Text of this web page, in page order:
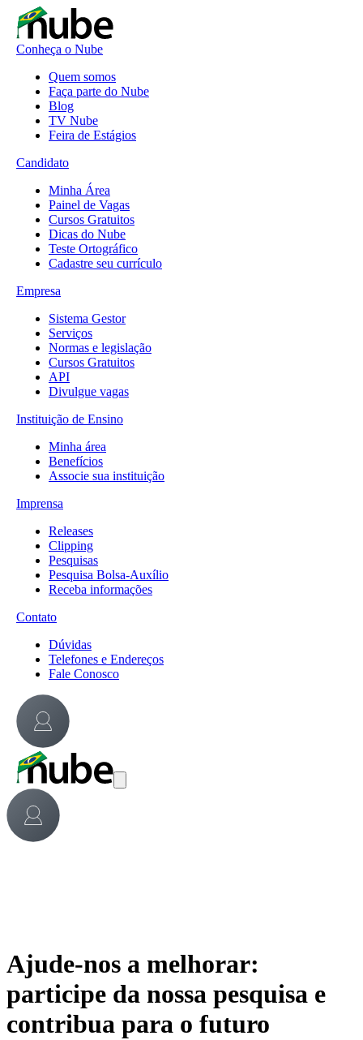
Conheça o Nube
Quem somos
Faça parte do Nube
Blog
TV Nube
Feira de Estágios
Candidato
Minha Área
Painel de Vagas
Cursos Gratuitos
Dicas do Nube
Teste Ortográfico
Cadastre seu currículo
Empresa
Sistema Gestor
Serviços
Normas e legislação
Cursos Gratuitos
API
Divulgue vagas
Instituição de Ensino
Minha área
Benefícios
Associe sua instituição
Imprensa
Releases
Clipping
Pesquisas
Pesquisa Bolsa-Auxílio
Receba informações
Contato
Dúvidas
Telefones e Endereços
Fale Conosco
Ajude-nos a melhorar:
participe da nossa pesquisa e
contribua para o futuro